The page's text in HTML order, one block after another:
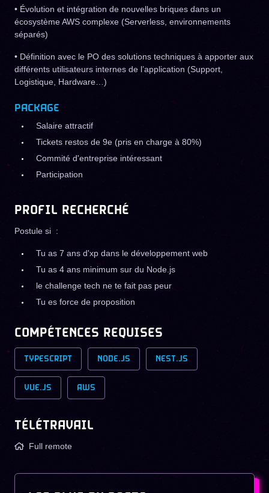
• Évolution et intégration de nouvelles briques dans un
écosystème AWS complexe (Serverless, environnements
séparés)
• Définition avec le PO des solutions techniques à apporter aux
différents utilisateurs internes de l’application (Support,
Logistique, Hardware…)
PACKAGE
Salaire attractif
Tickets restos de 9e (pris en charge à 80%)
Commité d'entreprise intéressant
Participation
PROFIL RECHERCHÉ
Postule si :
Tu as 7 ans d'xp dans le développement web
Tu as 4 ans minimum sur du Node.js
le challenge tech ne te fait pas peur
Tu es force de proposition
COMPÉTENCES REQUISES
TYPESCRIPT NODE.JS NEST.JS
VUE.JS AWS
TÉLÉTRAVAIL
Full remote